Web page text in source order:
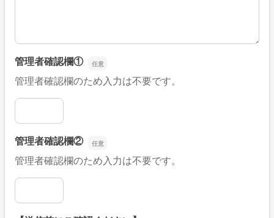
管理者確認欄①
管理者確認欄のため入力は不要です。
管理者確認欄①
管理者確認欄②
管理者確認欄のため入力は不要です。
管理者確認欄②